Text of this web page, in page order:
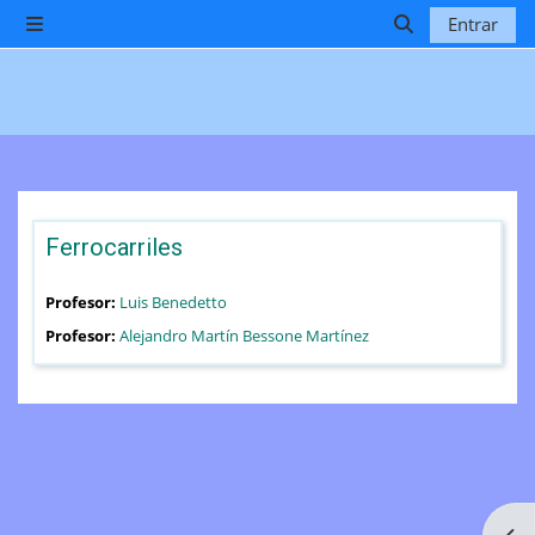
Salta al contenido principal
Panel lateral
Selector de
Entrar
Ferrocarriles
Profesor: Luis Benedetto
Profesor:Alejandro Martín Bessone Martínez